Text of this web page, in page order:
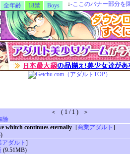
全年齢 18禁 Boys ↓-ここのバナー部分を
＜ ( 1 / 1 ) ＞
除
whitch continues eternally- [商業アダルト ]
アダルト ]
(9.51MB)